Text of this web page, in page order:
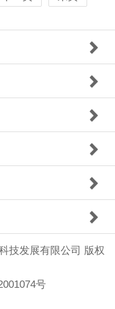
技发展有限公司 版权
号